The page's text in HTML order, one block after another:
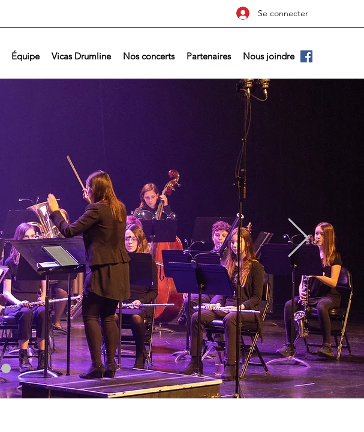
Se connecter
Équipe Vicas Drumline Nos concerts Partenaires Nous joindre